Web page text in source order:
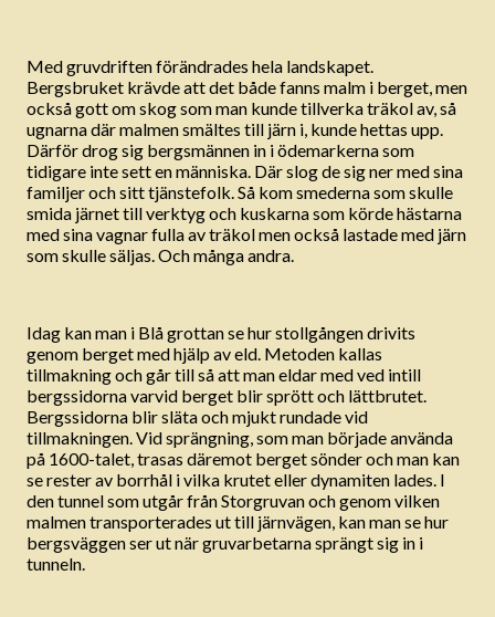
Med gruvdriften förändrades hela landskapet.
Bergsbruket krävde att det både fanns malm i berget, men
också gott om skog som man kunde tillverka träkol av, så
ugnarna där malmen smältes till järn i, kunde hettas upp.
Därför drog sig bergsmännen in i ödemarkerna som
tidigare inte sett en människa. Där slog de sig ner med sina
familjer och sitt tjänstefolk. Så kom smederna som skulle
smida järnet till verktyg och kuskarna som körde hästarna
med sina vagnar fulla av träkol men också lastade med järn
som skulle säljas. Och många andra.
Idag kan man i Blå grottan se hur stollgången drivits
genom berget med hjälp av eld. Metoden kallas
tillmakning och går till så att man eldar med ved intill
bergssidorna varvid berget blir sprött och lättbrutet.
Bergssidorna blir släta och mjukt rundade vid
tillmakningen. Vid sprängning, som man började använda
på 1600-talet, trasas däremot berget sönder och man kan
se rester av borrhål i vilka krutet eller dynamiten lades. I
den tunnel som utgår från Storgruvan och genom vilken
malmen transporterades ut till järnvägen, kan man se hur
bergsväggen ser ut när gruvarbetarna sprängt sig in i
tunneln.